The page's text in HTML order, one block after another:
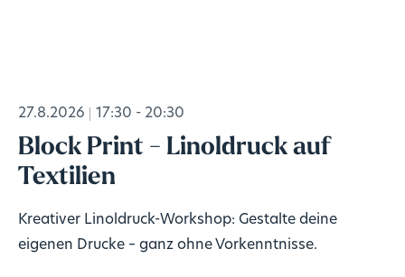
27.8.2026 17:30 - 20:30
Block Print - Linoldruck auf
Textilien
Kreativer Linoldruck-Workshop: Gestalte deine
eigenen Drucke – ganz ohne Vorkenntnisse.